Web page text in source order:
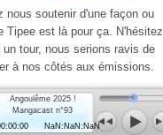
nous soutenir d'une façon ou
Tipee est là pour ça. N'hésitez
tour, nous serions ravis de
à nos côtés aux émissions.
Angoulême 2025 !
Mangacast n°93
NaN:NaN:NaN